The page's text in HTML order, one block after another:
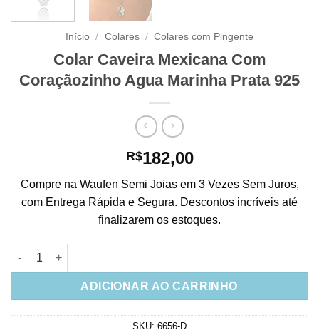
Início / Colares / Colares com Pingente
Colar Caveira Mexicana Com
Coraçãozinho Agua Marinha Prata 925
R$182,00
Compre na Waufen Semi Joias em 3 Vezes Sem Juros,
com Entrega Rápida e Segura. Descontos incríveis até
finalizarem os estoques.
Colar Caveira Mexicana Com Coraçãozinho Agua Marinha
ADICIONAR AO CARRINHO
SKU: 6656-D